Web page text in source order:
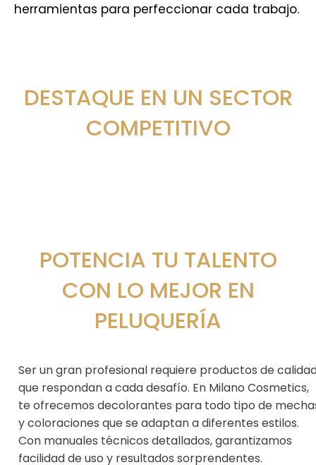
herramientas para perfeccionar cada trabajo.
DESTAQUE EN UN SECTOR
COMPETITIVO
POTENCIA TU TALENTO
CON LO MEJOR EN
PELUQUERÍA
Ser un gran profesional requiere productos de
que respondan a cada desafío. En Milano Cosmetics,
te ofrecemos decolorantes para todo tipo de
y coloraciones que se adaptan a diferentes estilos.
Con manuales técnicos detallados, garantizamos
facilidad de uso y resultados sorprendentes.